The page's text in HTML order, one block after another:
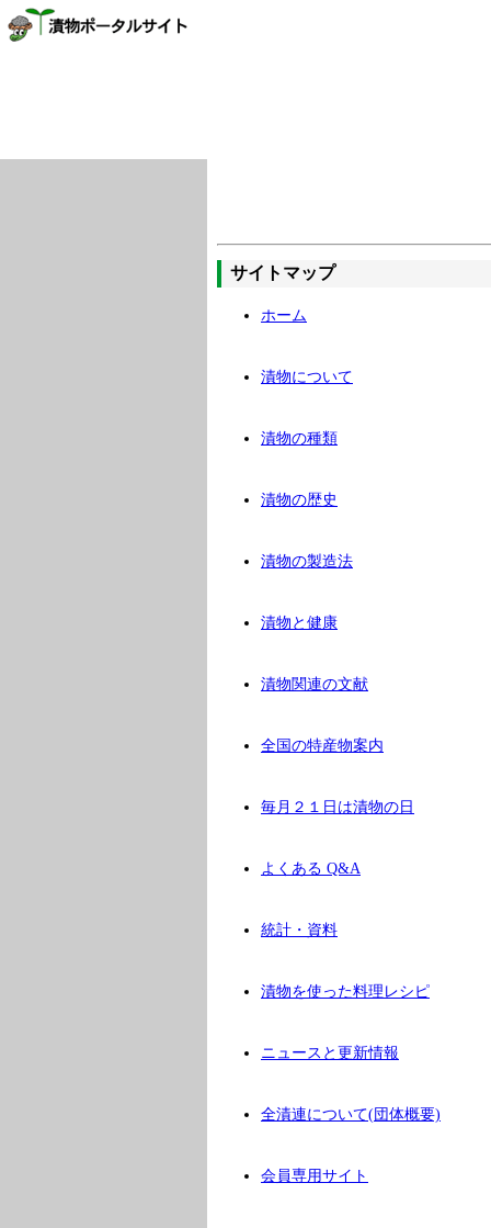
サイトマップ
ホーム
漬物について
漬物の種類
漬物の歴史
漬物の製造法
漬物と健康
漬物関連の文献
全国の特産物案内
毎月２１日は漬物の日
よくある Q&A
統計・資料
漬物を使った料理レシピ
ニュースと更新情報
全漬連について(団体概要)
会員専用サイト